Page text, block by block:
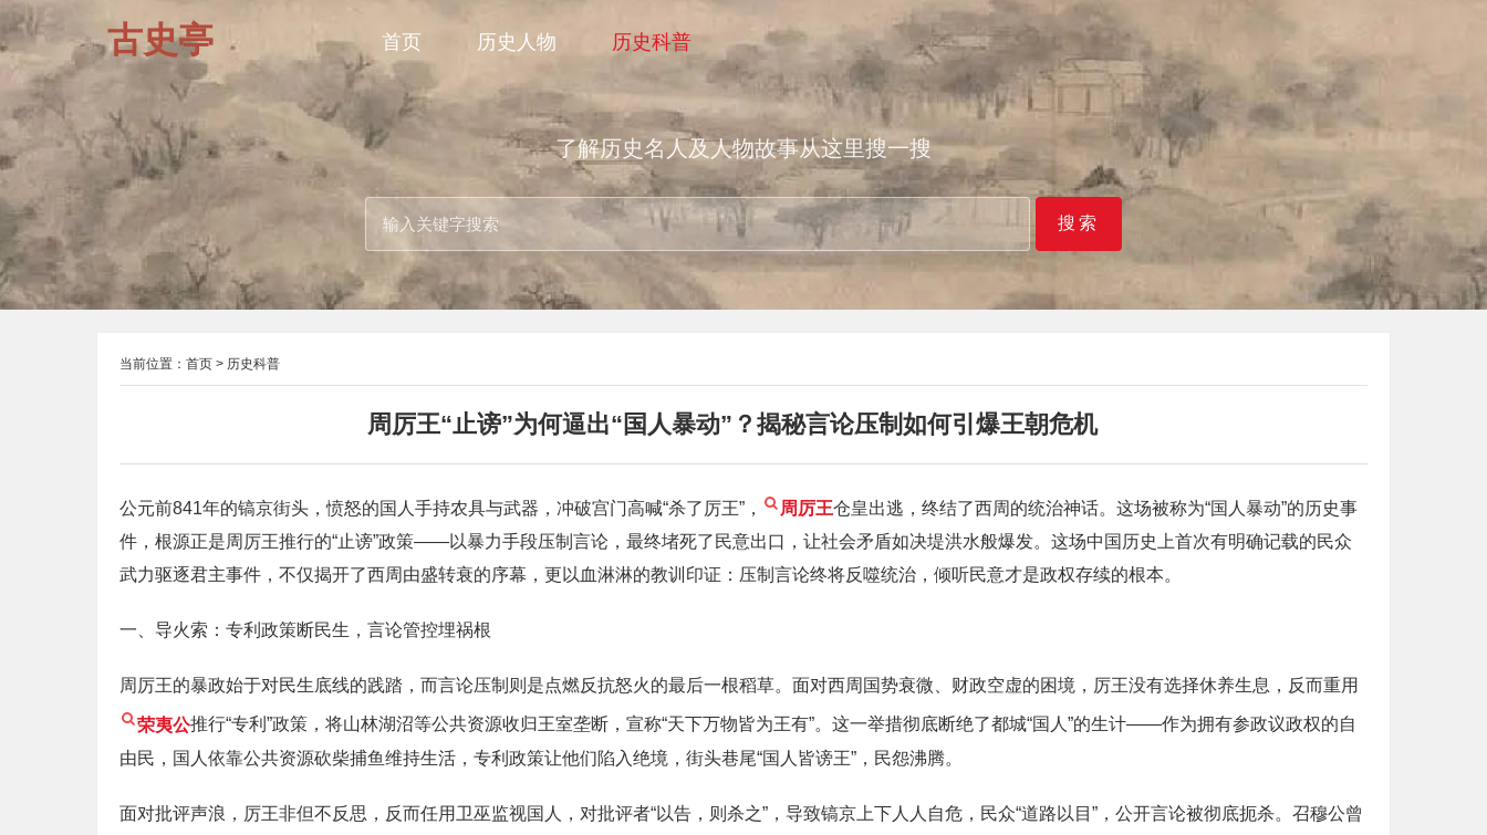
古史亭 首页 历史人物 历史科普
了解历史名人及人物故事从这里搜一搜
搜索
当前位置： 首页 > 历史科普
周厉王“止谤”为何逼出“国人暴动”？揭秘言论压制如何引爆王朝危机
公元前841年的镐京街头，愤怒的国人手持农具与武器，冲破宫门高喊“杀了厉王”， 周厉王仓皇出逃，终结了西周的统治神话。这场被称为“国人暴动”的历史事
件，根源正是周厉王推行的“止谤”政策——以暴力手段压制言论，最终堵死了民意出口，让社会矛盾如决堤洪水般爆发。这场中国历史上首次有明确记载的民众
武力驱逐君主事件，不仅揭开了西周由盛转衰的序幕，更以血淋淋的教训印证：压制言论终将反噬统治，倾听民意才是政权存续的根本。
一、导火索：专利政策断民生，言论管控埋祸根
周厉王的暴政始于对民生底线的践踏，而言论压制则是点燃反抗怒火的最后一根稻草。面对西周国势衰微、财政空虚的困境，厉王没有选择休养生息，反而重用
荣夷公推行“专利”政策，将山林湖沼等公共资源收归王室垄断，宣称“天下万物皆为王有”。这一举措彻底断绝了都城“国人”的生计——作为拥有参政议政权的自
由民，国人依靠公共资源砍柴捕鱼维持生活，专利政策让他们陷入绝境，街头巷尾“国人皆谤王”，民怨沸腾。
面对批评声浪，厉王非但不反思，反而任用卫巫监视国人，对批评者“以告，则杀之”，导致镐京上下人人自危，民众“道路以目”，公开言论被彻底扼杀。召穆公曾